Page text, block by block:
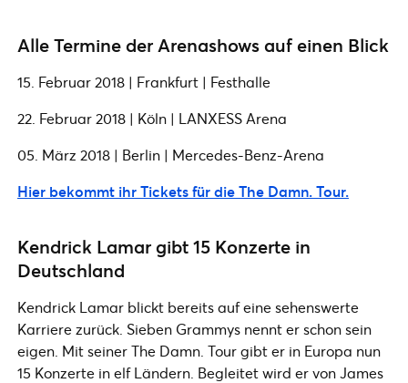
Alle Termine der Arenashows auf einen Blick
15. Februar 2018 | Frankfurt | Festhalle
22. Februar 2018 | Köln | LANXESS Arena
05. März 2018 | Berlin | Mercedes-Benz-Arena
Hier bekommt ihr Tickets für die The Damn. Tour.
Kendrick Lamar gibt 15 Konzerte in
Deutschland
Kendrick Lamar blickt bereits auf eine sehenswerte
Karriere zurück. Sieben Grammys nennt er schon sein
eigen. Mit seiner The Damn. Tour gibt er in Europa nun
15 Konzerte in elf Ländern. Begleitet wird er von James